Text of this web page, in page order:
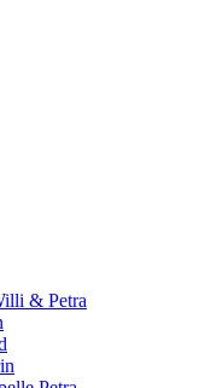
& Petra